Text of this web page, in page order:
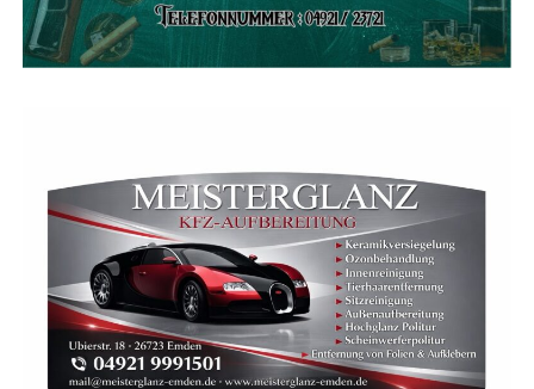
un­fall­flucht. Nach bis­he­ri­gen Erkennt­nis­sen stieß ein
bis­lang unbe­kann­ter Ver­kehrs­teil­neh­mer ver­mut­lich
beim Wen­den oder Aus­par­ken mit sei­nem Fahr­zeug
Anhän­ger­kupp­lung erfolgte.
Es ent­stand ein Scha­den im unte­ren vier­stel­li­gen
Bereich. Die ver­ur­sa­chen­de Per­son ent­fern­te sich
anschlie­ßend von der Unfall­stel­le, ohne sich um die
Scha­dens­re­gu­lie­rung zu küm­mern oder den erfor­der­li­
chen Pflich­ten als Unfall­be­tei­lig­te bezie­hungs­wei­se
Unfall­be­tei­lig­ter nach­zu­kom­men. Zeu­gin­nen und Zeu­